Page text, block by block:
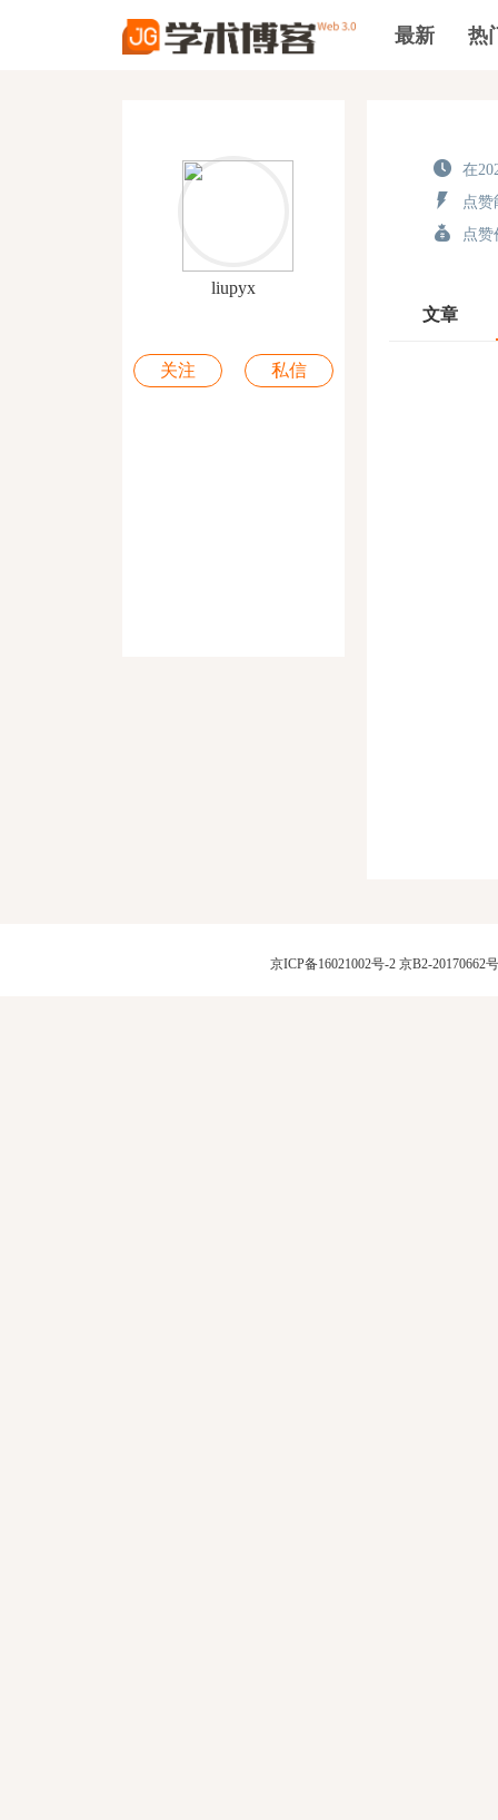
最新 热
liupyx
关注 私信
在
点赞
点赞
文章
京ICP备16021002号-2京B2-20170662